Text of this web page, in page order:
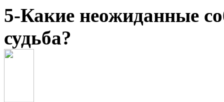
5-Какие неожиданные
судьба?